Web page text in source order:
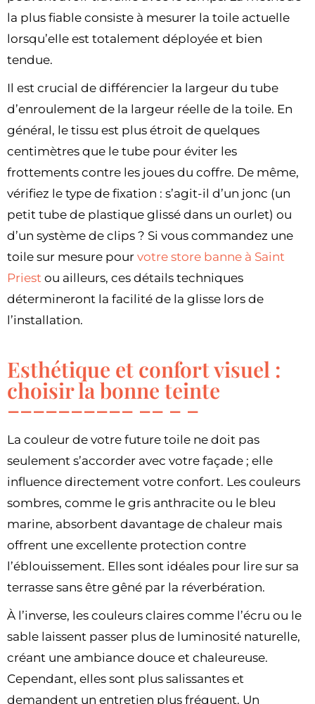
la plus fiable consiste à mesurer la toile actuelle
lorsqu’elle est totalement déployée et bien
tendue.
Il est crucial de différencier la largeur du tube
d’enroulement de la largeur réelle de la toile. En
général, le tissu est plus étroit de quelques
centimètres que le tube pour éviter les
frottements contre les joues du coffre. De même,
vérifiez le type de fixation : s’agit-il d’un jonc (un
petit tube de plastique glissé dans un ourlet) ou
d’un système de clips ? Si vous commandez une
toile sur mesure pour votre store banne à Saint
Priest ou ailleurs, ces détails techniques
détermineront la facilité de la glisse lors de
l’installation.
Esthétique et confort visuel :
choisir la bonne teinte
La couleur de votre future toile ne doit pas
seulement s’accorder avec votre façade ; elle
influence directement votre confort. Les couleurs
sombres, comme le gris anthracite ou le bleu
marine, absorbent davantage de chaleur mais
offrent une excellente protection contre
l’éblouissement. Elles sont idéales pour lire sur sa
terrasse sans être gêné par la réverbération.
À l’inverse, les couleurs claires comme l’écru ou le
sable laissent passer plus de luminosité naturelle,
créant une ambiance douce et chaleureuse.
Cependant, elles sont plus salissantes et
demandent un entretien plus fréquent. Un